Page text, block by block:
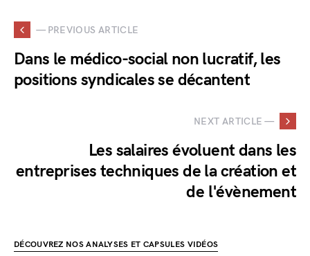
— PREVIOUS ARTICLE
Dans le médico-social non lucratif, les
positions syndicales se décantent
NEXT ARTICLE —
Les salaires évoluent dans les
entreprises techniques de la création et
de l'évènement
DÉCOUVREZ NOS ANALYSES ET CAPSULES VIDÉOS